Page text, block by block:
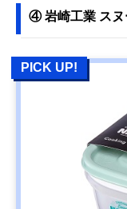
④ 岩崎工業 スヌ
PICK UP!